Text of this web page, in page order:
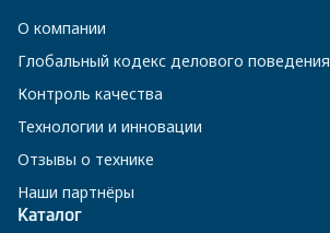
О компании
Глобальный кодекс делового поведения
Контроль качества
Технологии и инновации
Отзывы о технике
Наши партнёры
Каталог